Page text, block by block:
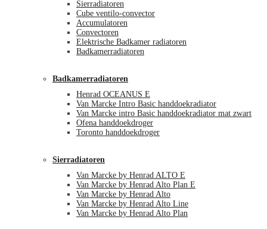
Sierradiatoren
Cube ventilo-convector
Accumulatoren
Convectoren
Elektrische Badkamer radiatoren
Badkamerradiatoren
Badkamerradiatoren
Henrad OCEANUS E
Van Marcke Intro Basic handdoekradiator
Van Marcke intro Basic handdoekradiator mat zwart
Ofena handdoekdroger
Toronto handdoekdroger
Sierradiatoren
Van Marcke by Henrad ALTO E
Van Marcke by Henrad Alto Plan E
Van Marcke by Henrad Alto
Van Marcke by Henrad Alto Line
Van Marcke by Henrad Alto Plan